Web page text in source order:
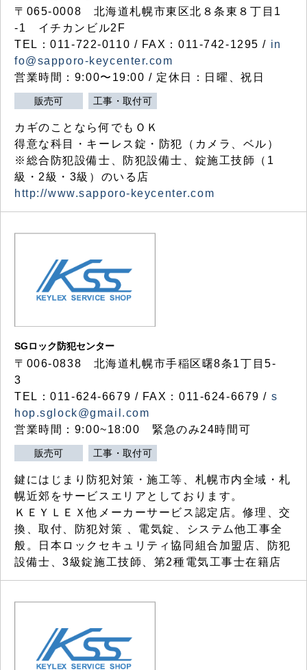
〒065-0008 北海道札幌市東区北８条東８丁目1
-1 イチカンビル2F
TEL：011-722-0110 / FAX：011-742-1295 / in
fo@sapporo-keycenter.com
営業時間：9:00〜19:00 / 定休日：日曜、祝日
販売可 工事・取付可
カギのことなら何でもＯＫ
得意な科目・キーレス錠・防犯（カメラ、ベル）
※総合防犯設備士、防犯設備士、錠施工技師（1
級・2級・3級）のいる店
http://www.sapporo-keycenter.com
SGロック防犯センター
〒006-0838 北海道札幌市手稲区曙8条1丁目5-
3
TEL：011-624-6679 / FAX：011-624-6679 / s
hop.sglock@gmail.com
営業時間：9:00~18:00 緊急のみ24時間可
販売可 工事・取付可
鍵にはじまり防犯対策・施工等、札幌市内全域・札
幌近郊をサービスエリアとしております。
ＫＥＹＬＥＸ他メーカーサービス認定店。修理、交
換、取付、防犯対策 、電気錠、システム他工事全
般。日本ロックセキュリティ協同組合加盟店、防犯
設備士、3級錠施工技師、第2種電気工事士在籍店